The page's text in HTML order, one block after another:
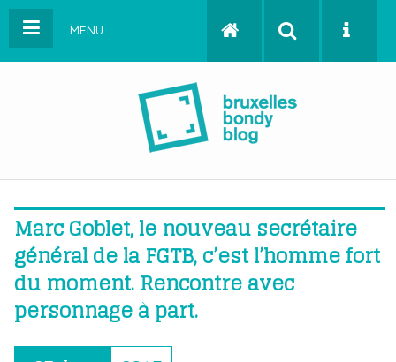
MENU
Marc Goblet, le nouveau secrétaire
général de la FGTB, c’est l’homme fort
du moment. Rencontre avec
personnage à part.